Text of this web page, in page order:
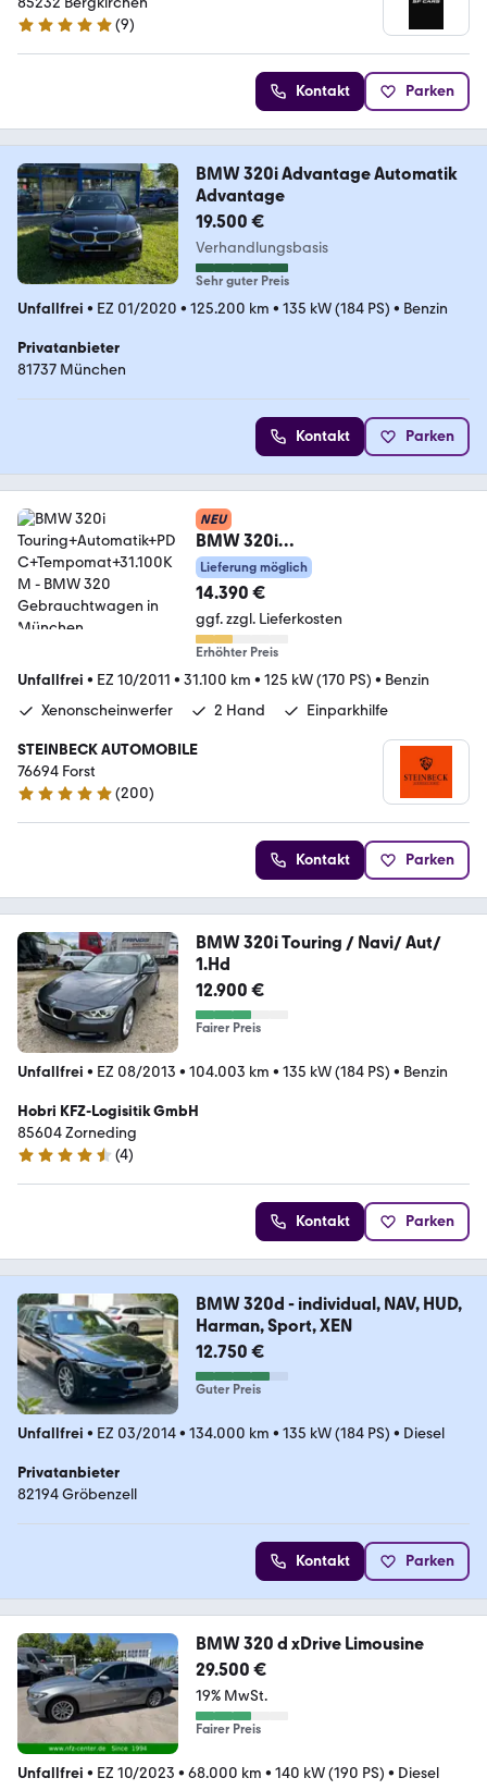
4.9 Sterne
(9)
Kontakt Parken
BMW 320i Advantage Automatik
Advantage
19.500 €
Verhandlungsbasis
Sehr guter Preis
Unfallfrei • EZ 01/2020 • 125.200 km • 135 kW (184 PS) • Benzin
Privatanbieter
81737 München
Kontakt Parken
NEU
BMW 320i
Touring+Automatik+PDC+Tempo
mat+31.100KM
Lieferung möglich
14.390 €
ggf. zzgl. Lieferkosten
Erhöhter Preis
Unfallfrei • EZ 10/2011 • 31.100 km • 125 kW (170 PS) • Benzin
Xenonscheinwerfer
2 Hand Einparkhilfe
STEINBECK AUTOMOBILE
76694 Forst
4.8 Sterne
(200)
Kontakt Parken
BMW 320i Touring / Navi/ Aut/
1.Hd
12.900 €
Fairer Preis
Unfallfrei • EZ 08/2013 • 104.003 km • 135 kW (184 PS) • Benzin
Hobri KFZ-Logisitik GmbH
85604 Zorneding
4.7 Sterne
(4)
Kontakt Parken
BMW 320d - individual, NAV, HUD,
Harman, Sport, XEN
12.750 €
Guter Preis
Unfallfrei • EZ 03/2014• 134.000 km • 135 kW (184 PS) • Diesel
Privatanbieter
82194 Gröbenzell
Kontakt Parken
BMW 320 d xDrive Limousine
29.500 €
19% MwSt.
Fairer Preis
Unfallfrei • EZ 10/2023 • 68.000 km • 140 kW (190 PS) • Diesel